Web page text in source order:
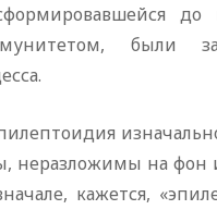
были
неразложимы на фон
кажется,